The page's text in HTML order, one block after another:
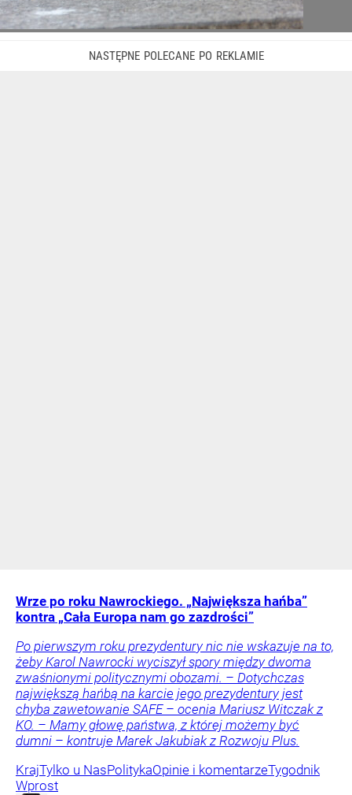
Wrze po roku Nawrockiego. „Największa hańba”
kontra „Cała Europa nam go zazdrości”
Po pierwszym roku prezydentury nic nie wskazuje na to,
żeby Karol Nawrocki wyciszył spory między dwoma
zwaśnionymi politycznymi obozami. – Dotychczas
największą hańbą na karcie jego prezydentury jest
chyba zawetowanie SAFE – ocenia Mariusz Witczak z
KO. – Mamy głowę państwa, z której możemy być
dumni – kontruje Marek Jakubiak z Rozwoju Plus.
KrajTylko u NasPolitykaOpinie i komentarzeTygodnik
Wprost